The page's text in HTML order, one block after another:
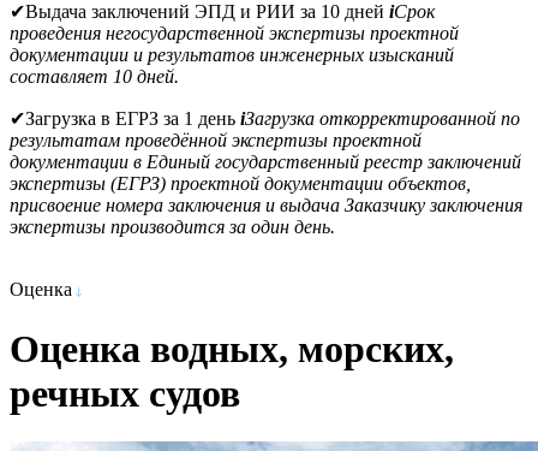
✔Выдача заключений ЭПД и РИИ за 10 дней iСрок
проведения негосударственной экспертизы проектной
документации и результатов инженерных изысканий
составляет 10 дней.
✔Загрузка в ЕГРЗ за 1 день iЗагрузка откорректированной по
результатам проведённой экспертизы проектной
документации в Единый государственный реестр заключений
экспертизы (ЕГРЗ) проектной документации объектов,
присвоение номера заключения и выдача Заказчику заключения
экспертизы производится за один день.
Оценка
Оценка водных, морских,
речных судов